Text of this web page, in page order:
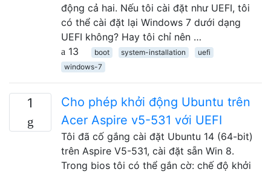
động cả hai. Nếu tôi cài đặt như UEFI, tôi
có thể cài đặt lại Windows 7 dưới dạng
UEFI không? Hay tôi chỉ nên …
13
boot system-installation
uefi
windows-7
1
Cho phép khởi động Ubuntu trên
Acer Aspire v5-531 với UEFI
Tôi đã cố gắng cài đặt Ubuntu 14 (64-bit)
trên Aspire V5-531, cài đặt sẵn Win 8.
Trong bios tôi có thể gắn cờ: chế độ khởi